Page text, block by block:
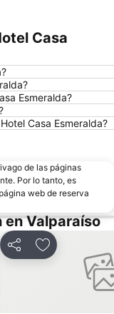
Sporting Club
de la Canción
Francisco Vergara
Viña del Mar
de Pablo Neruda
Teresita
Casa
Esmeralda?
Casa Esmeralda?
de las páginas
Por lo tanto, es
web de reserva
en Valparaíso
CompartirAgregar a